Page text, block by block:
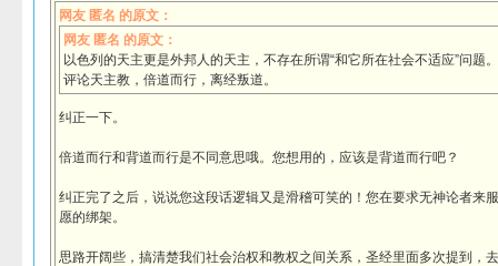
网友 匿名 的原文：
网友 匿名 的原文：
以色列的天主更是外邦人的天主，不存在所谓“和它所在社会不适应”问题
评论天主教，倍道而行，离经叛道。
纠正一下。
倍道而行和背道而行是不同意思哦。您想用的，应该是背道而行吧？
纠正完了之后，说说您这段话逻辑又是滑稽可笑的！您在要求无神论者来
愿的绑架。
思路开阔些，搞清楚我们社会治权和教权之间关系，圣经里面多次提到，